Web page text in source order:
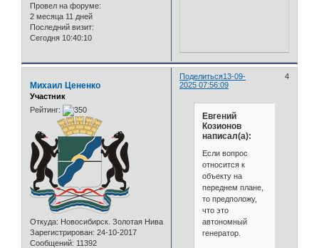
Провел на форуме:
2 месяца 11 дней
Последний визит:
Сегодня 10:40:10
Поделиться 4
13-09-
2025 07:56:09
Михаил Цененко
Участник
Рейтинг:
Откуда: Новосибирск. Золотая Нива
Зарегистрирован: 24-10-2017
Сообщений: 11392
Евгений
Козионов
написал(а):
Если вопрос
относится к
объекту на
переднем плане,
то предположу,
что это
автономный
генератор.